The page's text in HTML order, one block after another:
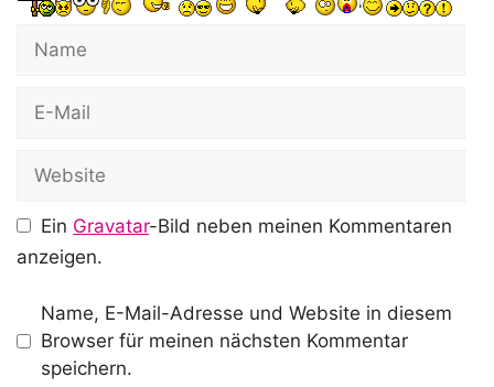
Name
Website
Ein Gravatar-Bild neben meinen Kommentaren
anzeigen.
Name, E-Mail-Adresse und Website in diesem
Browser für meinen nächsten Kommentar
speichern.